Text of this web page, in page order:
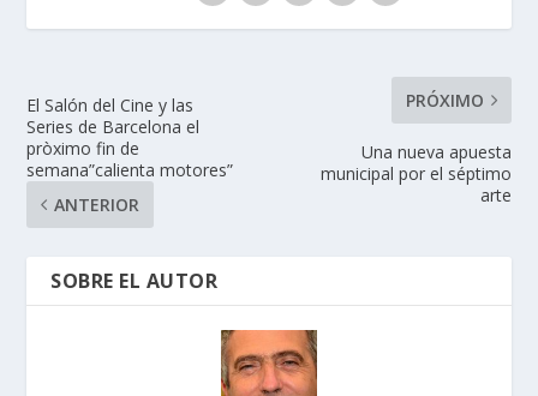
El Salón del Cine y las
Series de Barcelona el
pròximo fin de
semana”calienta motores”
ANTERIOR
PRÓXIMO
Una nueva apuesta
municipal por el séptimo
arte
SOBRE EL AUTOR